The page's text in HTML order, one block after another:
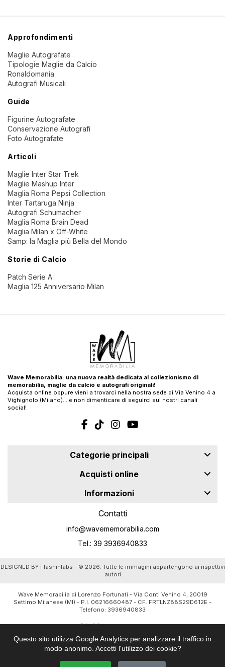
Questo sito utilizza Google Analytics per analizzare il traffico in
modo anonimo. Accetti l'utilizzo dei cookie?
Approfondimenti
Maglie Autografate
Tipologie Maglie da Calcio
Ronaldomania
Autografi Musicali
Guide
Figurine Autografate
Conservazione Autografi
Foto Autografate
Articoli
Maglie Inter Star Trek
Maglie Mashup Inter
Maglia Roma Pepsi Collection
Inter Tartaruga Ninja
Autografi Schumacher
Maglia Roma Brain Dead
Maglia Milan x Off-White
Samp: la Maglia più Bella del Mondo
Storie di Calcio
Patch Serie A
Maglia 125 Anniversario Milan
Wave Memorabilia: una nuova realtà dedicata al collezionismo di
memorabilia, maglie da calcio e autografi originali!
Acquista online oppure vieni a trovarci nella nostra sede di Via Venino 4 a
Vighignolo (Milano)… e non dimenticare di seguirci sui nostri canali
social!
Categorie principali
Acquisti online
Informazioni
Contatti
info@wavememorabilia.com
Tel.: 39 3936940833
DESIGNED BY Flashinlabs - © 2026. Tutte le immagini appartengono ai rispettivi
autori
Wave Memorabilia di Lorenzo Fortunati - Via Conti Venino 4, 20019
Settimo Milanese (MI) - P.I. 06216660487 - CF. FRTLNZ88S29D612E -
Telefono: 3936940833